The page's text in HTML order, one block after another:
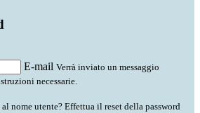
E-mail Verrà inviato un messaggio
necessarie.
nome utente? Effettua il reset della password